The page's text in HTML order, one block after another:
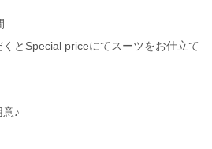
とSpecial priceにてスーツをお仕立て
♪